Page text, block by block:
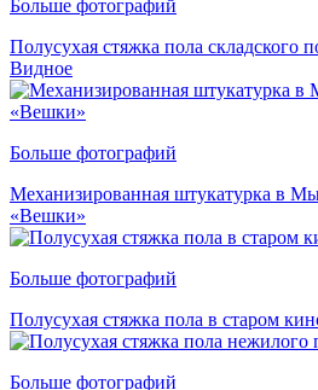
Больше фотографий
Полусухая стяжка пола складского
Видное
Больше фотографий
Механизированная штукатурка в
«Вешки»
Больше фотографий
Полусухая стяжка пола в старом
Больше фотографий